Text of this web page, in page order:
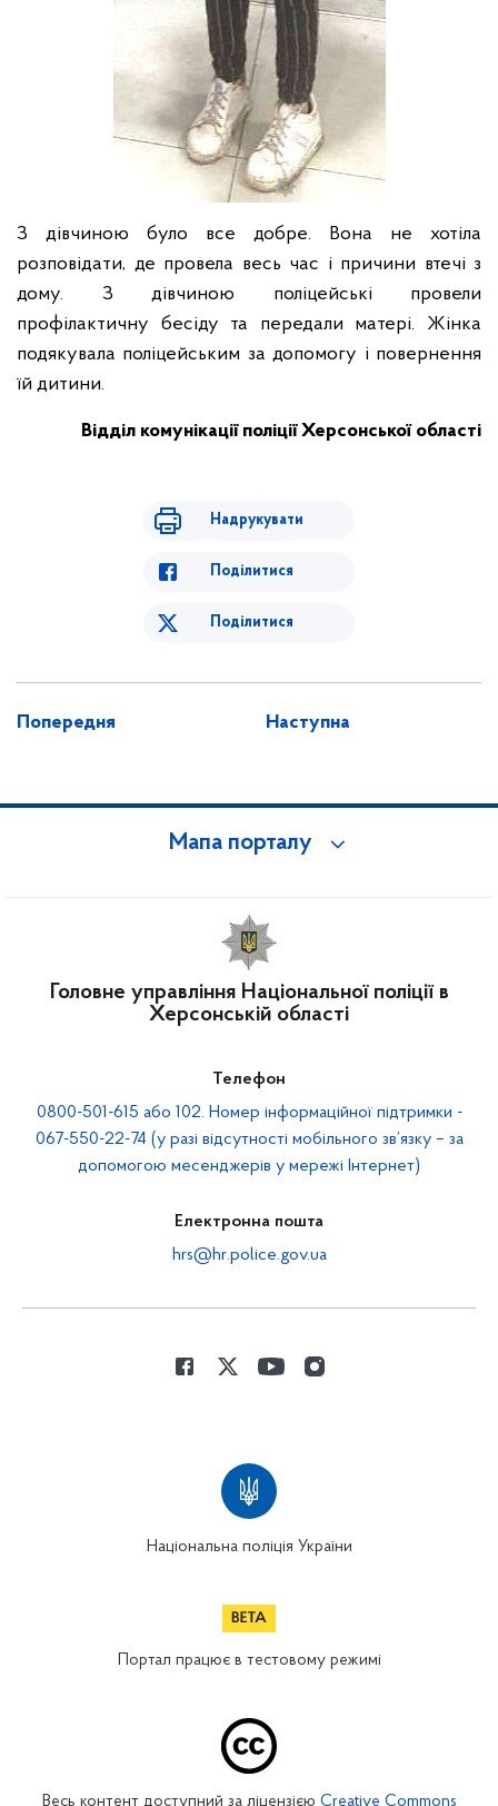
З дівчиною було все добре. Вона не хотіла
розповідати, де провела весь час і причини втечі з
дому. З дівчиною поліцейські провели
профілактичну бесіду та передали матері. Жінка
подякувала поліцейським за допомогу і повернення
їй дитини.
Відділ комунікації поліції Херсонської області
Надрукувати
Поділитися
Поділитися
Попередня Наступна
Мапа порталу
Головне управління Національної поліції в
Херсонській області
Телефон
0800-501-615 або 102. Номер інформаційної підтримки -
067-550-22-74 (у разі відсутності мобільного зв’язку – за
допомогою месенджерів у мережі Інтернет)
Електронна пошта
hrs@hr.police.gov.ua
Національна поліція України
Портал працює в тестовому режимі
Весь контент доступний за ліцензією Creative Commons